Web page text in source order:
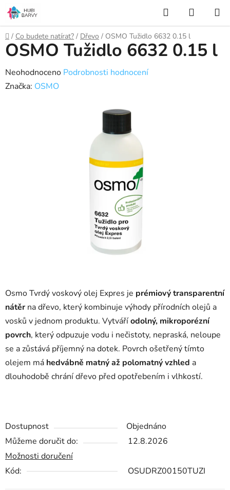
Přejít
na
obsah
Hledat
KOŠÍK
Domů
/ Co budete natírat? / Dřevo / OSMO Tužidlo 6632 0.15 l
Osmo Tvrdý voskový olej Expres je prémiový transparentní
nátěr na dřevo, který kombinuje výhody přírodních olejů a
vosků v jednom produktu. Vytváříodolný, mikroporézní
povrch, který odpuzuje vodu i nečistoty, nepraská, neloupe
se a zůstává příjemný na dotek. Povrch ošetřený tímto
olejem má hedvábně matný až polomatný vzhled a
dlouhodobě chrání dřevo před opotřebením i vlhkostí.
Dostupnost
Objednáno
Můžeme doručit do:
12.8.2026
Možnosti doručení
Kód:
OSUDRZ00150TUZI
OSMO Tužidlo 6632 0.15 l
Průměrné
hodnocení
Neohodnoceno Podrobnosti hodnocení
Značka: OSMO